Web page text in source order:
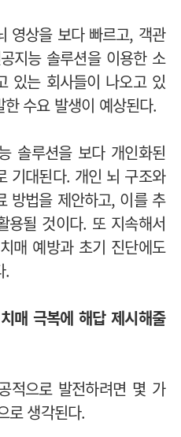
영상을 보다 빠르고, 객관
지능 솔루션을 이용한 소
있는 회사들이 나오고 있
수요 발생이 예상된다.
솔루션을 보다 개인화된
기대된다. 개인 뇌 구조와
방법을 제안하고, 이를 추
용될 것이다. 또 지속해서
매 예방과 초기 진단에도
.
매 극복에 해답 제시해줄
적으로 발전하려면 몇 가
로 생각된다.